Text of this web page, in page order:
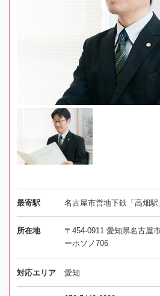
最寄駅 名古屋市営地下鉄「高畑駅
所在地
〒454-0911 愛知県名古屋
ーホソノ706
対応エリア 愛知